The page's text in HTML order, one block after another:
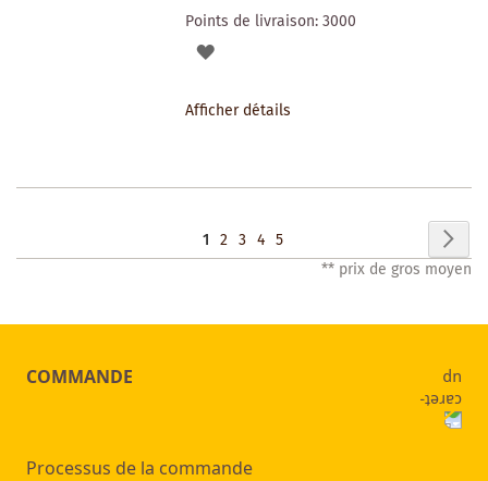
Points de livraison:3000
AJOUTER
SOUHAITS
Afficher détails
Page
Vous
1 Page
2 Page
3 Page
4 Page
5
** prix de gros moyen
COMMANDE
Processus de la commande